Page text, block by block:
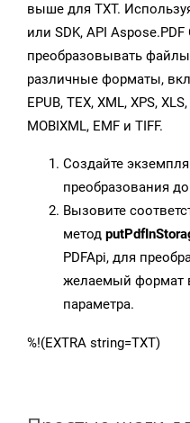
выше для TXT.
или SDK, API
преобразовывать
различные форматы,
EPUB, TEX, XML, XPS,
MOBIXML, EMF и TIFF.
Создайте
преобразования
Вызовите
метод
PDFApi, для
желаемый формат
параметра.
%!(EXTRA string=TXT)